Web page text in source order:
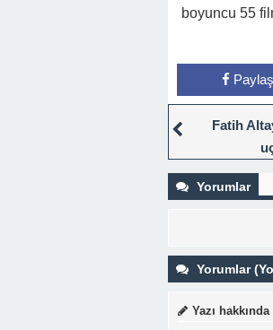
boyuncu 55
Paylaş
Fatih
Yorumlar
Yorumlar
Yazı